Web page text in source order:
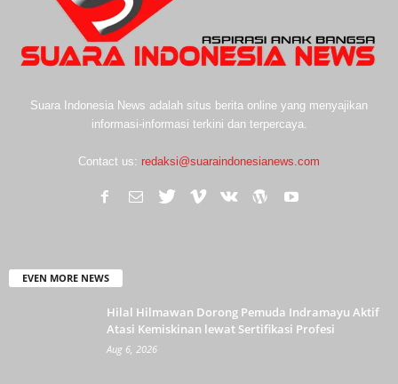
Suara Indonesia News adalah situs berita online yang menyajikan
informasi-informasi terkini dan terpercaya.
Contact us: redaksi@suaraindonesianews.com
EVEN MORE NEWS
Hilal Hilmawan Dorong Pemuda Indramayu Aktif
Atasi Kemiskinan lewat Sertifikasi Profesi
Aug 6, 2026